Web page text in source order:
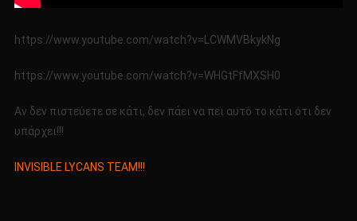
https://www.youtube.com/watch?v=LCWMVBkykNg
https://www.youtube.com/watch?v=WHGtFfMXSH0
Αν δεν πιστεύετε σε κάτι, δεν πάει να πει αυτό το κάτι ότι δεν
υπάρχει!!!
INVISIBLE LYCANS TEAM!!!